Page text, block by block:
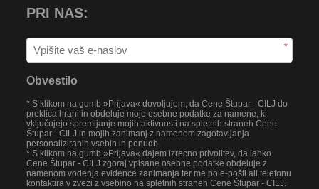
PRI NAS:
*
Obvestilo
* S klikom na gumb »Prijava« dovoljujem, da Cene Štupar - CILJ do
preklica hrani in obdeluje moje osebne podatke za namene, ki
vključujejo spremljanje mojih aktivnosti na spletnih straneh Cene
Štupar - CILJ in mojih zanimanj z namenom zagotavljanja
personaliziranih vsebin in ponudb.
* S klikom na gumb »Prijava« dajem izrecno privolitev, da lahko
Cene Štupar - CILJ zgoraj vpisane osebne podatke obdeluje z
namenom vodenja evidence zanimanja ter me po e-pošti ali telefonu
kontaktira v zvezi z vsebino na spletnih straneh Cene Štupar - CILJ.